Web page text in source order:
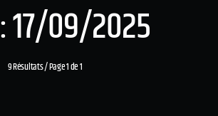
: 17/09/2025
9 Résultats / Page 1 de 1